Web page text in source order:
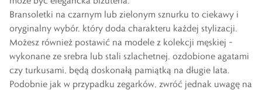
Bransoletki na czarnym lub zielonym sznurku to ciekawy i
oryginalny wybór, który doda charakteru każdej stylizacji.
Możesz również postawić na modele z kolekcji męskiej –
wykonane ze srebra lub stali szlachetnej, ozdobione agatami
czy turkusami, będą doskonałą pamiątką na długie lata.
Podobnie jak w przypadku zegarków, zwróć jednak uwagę na